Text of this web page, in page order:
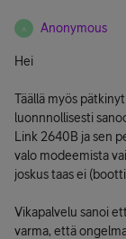
A Anonymous
Hei
Täällä myös
luonnnollisesti
Link 2640B ja sen
valo modeemista
joskus taas ei
Vikapalvelu sanoi
varma, että